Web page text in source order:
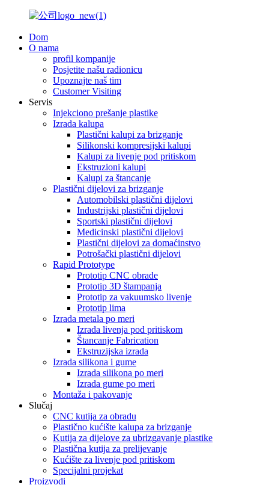
Dom
O nama
profil kompanije
Posjetite našu radionicu
Upoznajte naš tim
Customer Visiting
Servis
Injekciono prešanje plastike
Izrada kalupa
Plastični kalupi za brizganje
Silikonski kompresijski kalupi
Kalupi za livenje pod pritiskom
Ekstruzioni kalupi
Kalupi za štancanje
Plastični dijelovi za brizganje
Automobilski plastični dijelovi
Industrijski plastični dijelovi
Sportski plastični dijelovi
Medicinski plastični dijelovi
Plastični dijelovi za domaćinstvo
Potrošački plastični dijelovi
Rapid Prototype
Prototip CNC obrade
Prototip 3D štampanja
Prototip za vakuumsko livenje
Prototip lima
Izrada metala po meri
Izrada livenja pod pritiskom
Štancanje Fabrication
Ekstruzijska izrada
Izrada silikona i gume
Izrada silikona po meri
Izrada gume po meri
Montaža i pakovanje
Slučaj
CNC kutija za obradu
Plastično kućište kalupa za brizganje
Kutija za dijelove za ubrizgavanje plastike
Plastična kutija za prelijevanje
Kućište za livenje pod pritiskom
Specijalni projekat
Proizvodi